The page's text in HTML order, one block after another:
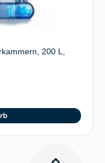
200 L,